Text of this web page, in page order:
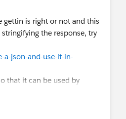
gettin is right or not and this
the response, try
json-and-use-it-in-
that it can be used by